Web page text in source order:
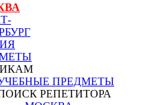
ПРЕДМЕТЫ
РЕПЕТИТОРА